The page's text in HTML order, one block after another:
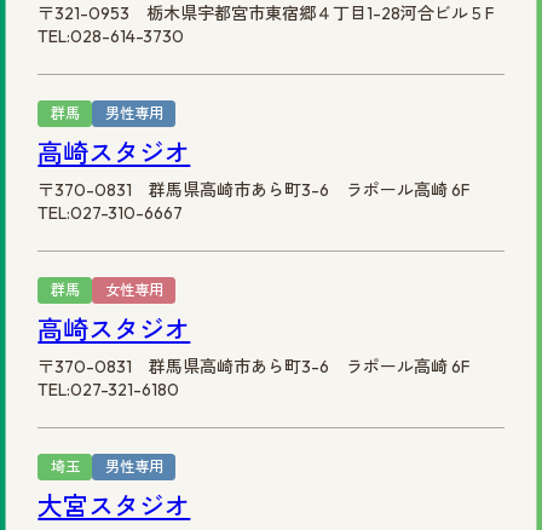
〒321-0953 栃木県宇都宮市東宿郷４丁目1-28河合ビル５F
TEL:028-614-3730
群馬 男性専用
高崎スタジオ
〒370-0831 群馬県高崎市あら町3-6 ラポール高崎 6F
TEL:027-310-6667
群馬 女性専用
高崎スタジオ
〒370-0831 群馬県高崎市あら町3-6 ラポール高崎 6F
TEL:027-321-6180
埼玉 男性専用
大宮スタジオ